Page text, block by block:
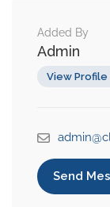
Added By
Admin
View Profile
Send